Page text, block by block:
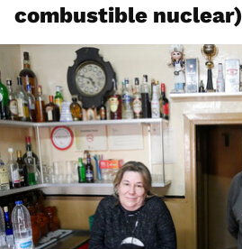
combustible nuclear)